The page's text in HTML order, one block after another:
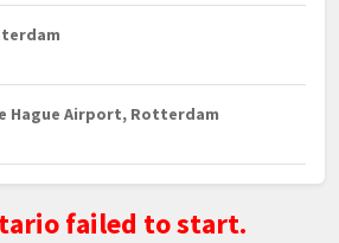
Hague Airport, Rotterdam
failed to start.